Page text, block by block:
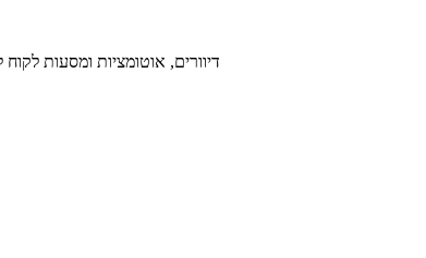
דיוורים, אוטומציות ומסעות